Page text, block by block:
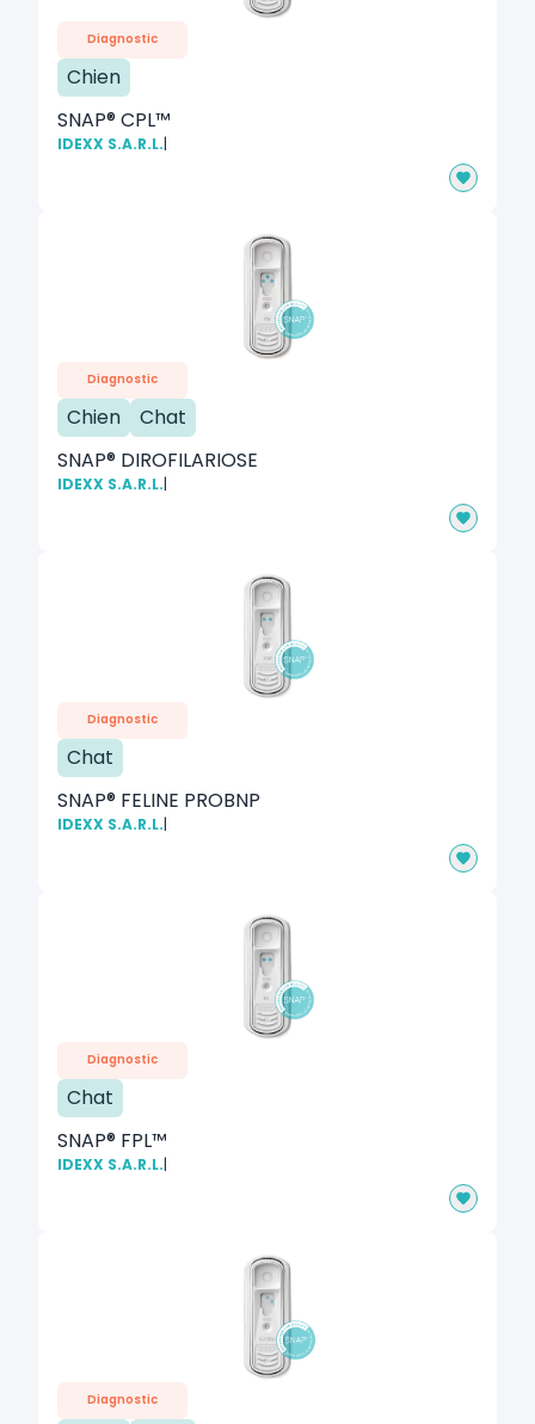
Diagnostic
Chien
SNAP® CPL™
IDEXX S.A.R.L.|
Diagnostic
Chien
Chat
SNAP® DIROFILARIOSE
IDEXX S.A.R.L.|
Diagnostic
Chat
SNAP® FELINE PROBNP
IDEXX S.A.R.L.|
Diagnostic
Chat
SNAP® FPL™
IDEXX S.A.R.L.|
Diagnostic